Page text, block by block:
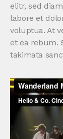
elitr, sed
labore et
voluptua. At
et ea rebum.
takimata